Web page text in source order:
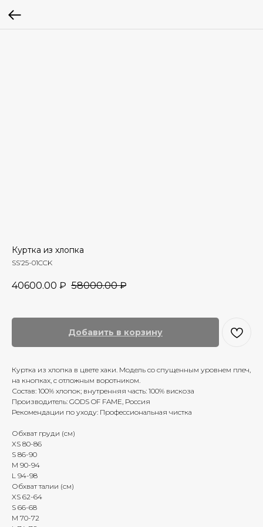
Куртка из хлопка
SS’25-01CCK
40600.00 ₽ 58000.00 ₽
Добавить в корзину
Куртка из хлопка в цвете хаки. Модель со спущенным уровнем плеч,
на кнопках, с отложным воротником.
Состав: 100% хлопок; внутренняя часть: 100% вискоза
Производитель: GODS OF FAME, Россия
Рекомендации по уходу: Профессиональная чистка
Обхват груди (см)
XS 80-86
S 86-90
M 90-94
L 94-98
Обхват талии (см)
XS 62-64
S 66-68
M 70-72